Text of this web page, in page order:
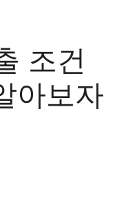
조건
아보자